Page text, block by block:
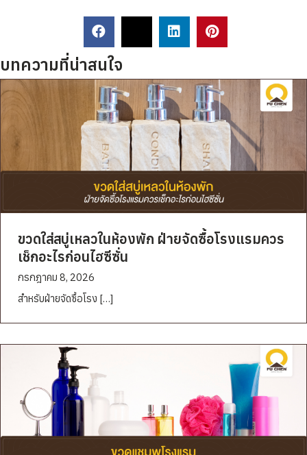
บทความที่น่าสนใจ
ขวดใส่สบู่เหลวในห้องพัก ฝ่ายจัดซื้อโรงแรมควร
เช็กอะไรก่อนไฮซีซั่น
กรกฎาคม 8, 2026
สำหรับฝ่ายจัดซื้อโรง […]